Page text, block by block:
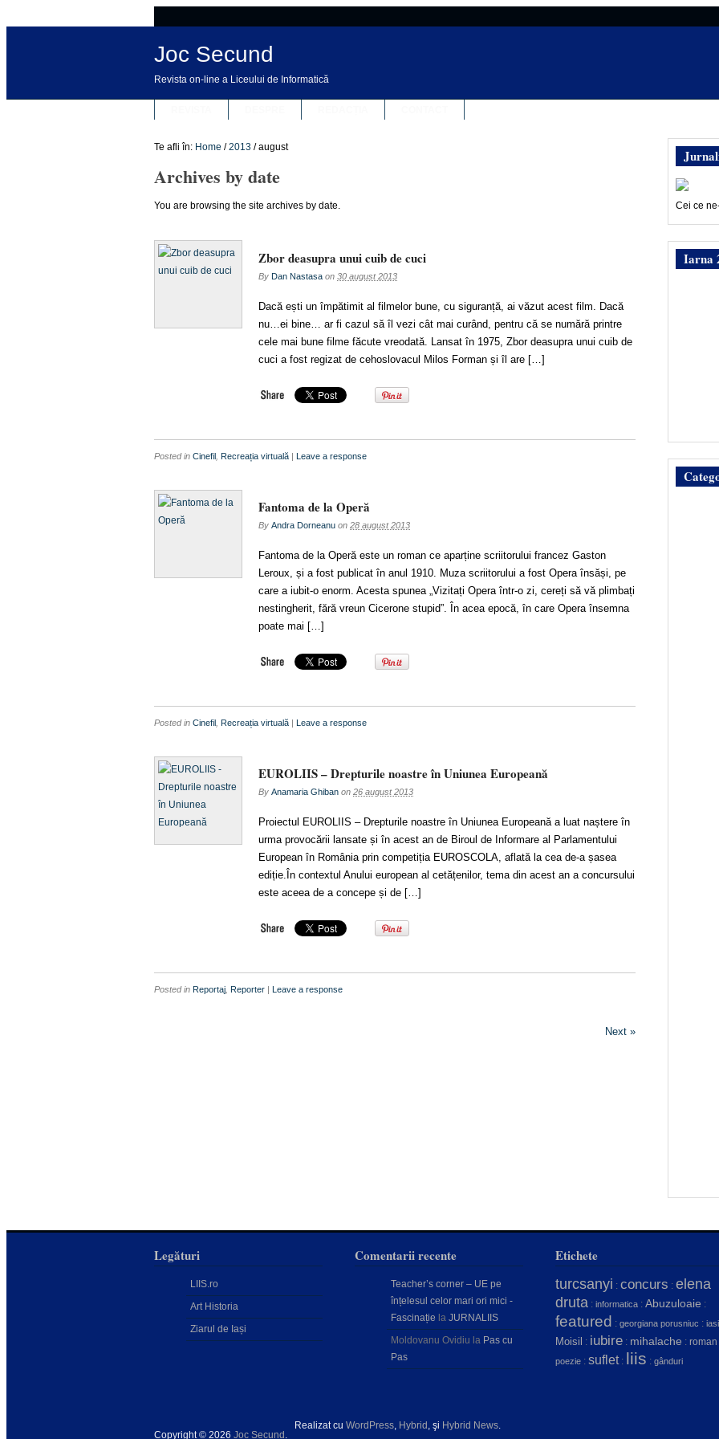
Joc Secund
Revista on-line a Liceului de Informatică
Te afli în: Home / 2013 / august
Archives by date
You are browsing the site archives by date.
Zbor deasupra unui cuib de cuci
By Dan Nastasa on 30 august 2013
Dacă ești un împătimit al filmelor bune, cu siguranță, ai văzut acest film. Dacă
nu…ei bine… ar fi cazul să îl vezi cât mai curând, pentru că se numără printre
cele mai bune filme făcute vreodată. Lansat în 1975, Zbor deasupra unui cuib de
cuci a fost regizat de cehoslovacul Milos Forman și îl are […]
Posted in Cinefil Recreația virtuală | Leave a response
Fantoma de la Operă
By Andra Dorneanu on 28 august 2013
Fantoma de la Operă este un roman ce aparține scriitorului francez Gaston
Leroux, și a fost publicat în anul 1910. Muza scriitorului a fost Opera însăși, pe
care a iubit-o enorm. Acesta spunea „Vizitați Opera într-o zi, cereți să vă plimbați
nestingherit, fără vreun Cicerone stupid”. În acea epocă, în care Opera însemna
poate mai […]
Posted in Cinefil Recreația virtuală | Leave a response
EUROLIIS – Drepturile noastre în Uniunea Europeană
By Anamaria Ghiban on 26 august 2013
Proiectul EUROLIIS – Drepturile noastre în Uniunea Europeană a luat naștere în
urma provocării lansate și în acest an de Biroul de Informare al Parlamentului
European în România prin competiția EUROSCOLA, aflată la cea de-a șasea
ediție.În contextul Anului european al cetățenilor, tema din acest an a concursului
este aceea de a concepe și de […]
Posted in Reportaj Reporter | Leave a response
Next »
Cei ce
Iarna
Legături
LIIS.ro
Art Historia
Ziarul de Iași
Comentarii recente
Teacher’s corner – UE pe
înțelesul celor mari ori mici -
Fascinație la JURNALIIS
Moldovanu Ovidiu la Pas cu
Pas
Etichete
turcsanyi : concurs : elena
druta : informatica : Abuzuloaie :
featured : georgiana porusniuc : iasi
Moisil : iubire : mihalache : roman
poezie : suflet: liis : gânduri
Copyright © 2026 Joc Secund .
Realizat cu WordPress, Hybrid , şi Hybrid News.